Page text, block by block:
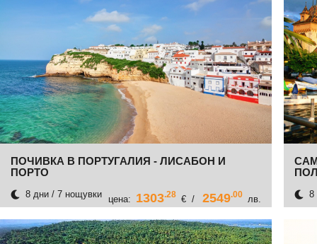
ПОЧИВКА В ПОРТУГАЛИЯ - ЛИСАБОН И
ПОРТО
8 дни / 7 нощувки цена: 1303 .28 € / 2549 .00 лв. 8